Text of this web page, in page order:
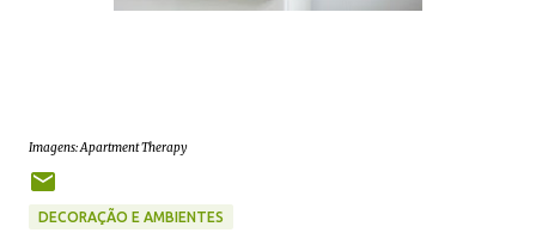
Imagens: Apartment Therapy
DECORAÇÃO E AMBIENTES